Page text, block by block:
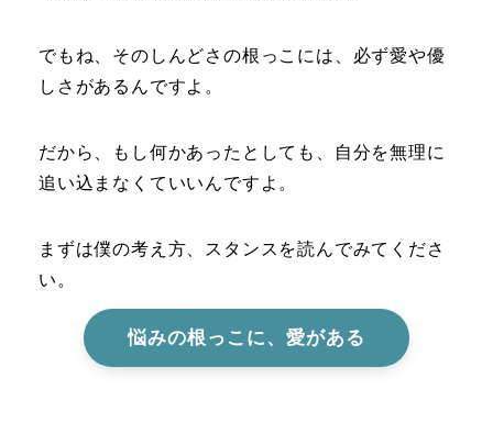
でもね、そのしんどさの根っこには、必ず愛や優
しさがあるんですよ。
だから、もし何かあったとしても、自分を無理に
追い込まなくていいんですよ。
まずは僕の考え方、スタンスを読んでみてくださ
い。
悩みの根っこに、愛がある